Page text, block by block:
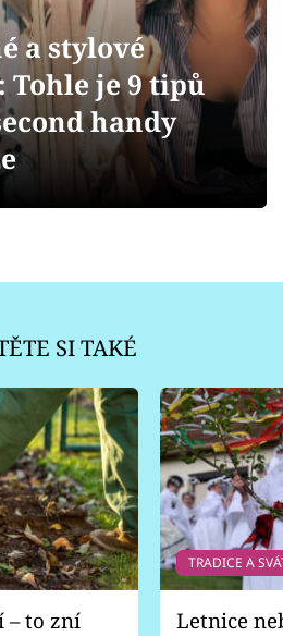
a stylové
je 9 tipů
handy
SI TAKÉ
– to zní
TRADICE A
Letnice